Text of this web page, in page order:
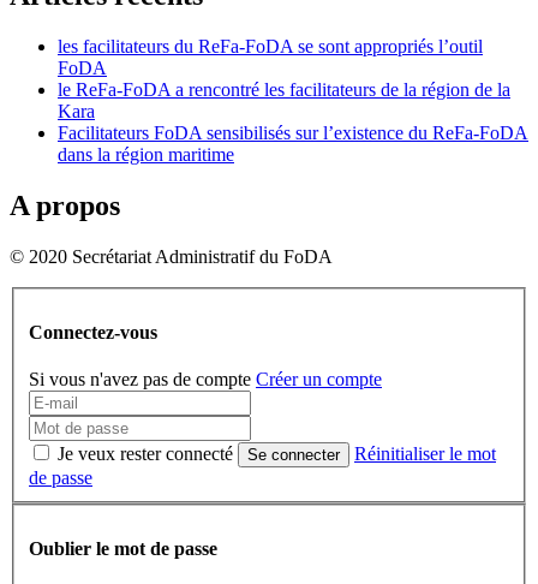
les facilitateurs du ReFa-FoDA se sont appropriés l’outil
FoDA
le ReFa-FoDA a rencontré les facilitateurs de la région de la
Kara
Facilitateurs FoDA sensibilisés sur l’existence du ReFa-FoDA
dans la région maritime
A propos
© 2020 Secrétariat Administratif du FoDA
Connectez-vous
Si vous n'avez pas de compte Créer un compte
Je veux rester connecté Se connecter
Réinitialiser le mot
de passe
Oublier le mot de passe